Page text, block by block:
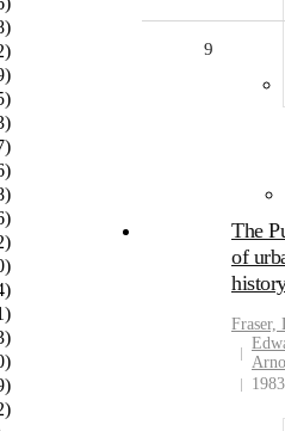
9
The
of
Fraser,
1983